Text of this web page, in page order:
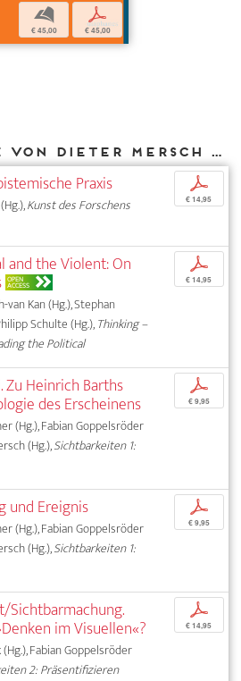
b
€ 45,00
p
€ 45,00
Weitere Texte von Dieter Mersch bei DIAPHANES
Praxis
Kunst des Forschens
p
€ 14,95
and the Violent: On
OPEN
ACCESS
van Kan (Hg.), Stephan
Schulte (Hg.),Thinking –
the Political
p
€ 14,95
Zu Heinrich Barths
des Erscheinens
(Hg.), Fabian Goppelsröder
(Hg.),Sichtbarkeiten 1:
p
€ 9,95
und Ereignis
(Hg.), Fabian Goppelsröder
(Hg.),Sichtbarkeiten 1:
p
€ 9,95
Sichtbarmachung.
im Visuellen«?
Fabian Goppelsröder
2: Präsentifizieren
p
€ 14,95